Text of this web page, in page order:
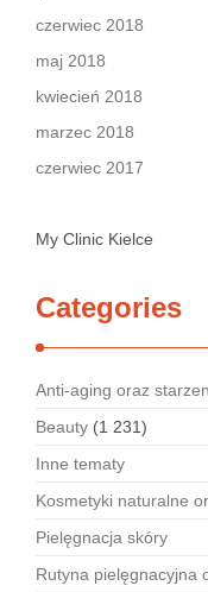
czerwiec 2018
maj 2018
kwiecień 2018
marzec 2018
czerwiec 2017
My Clinic Kielce
Categories
Anti-aging oraz
Beauty (1 231)
Inne tematy
Kosmetyki naturalne
Pielęgnacja skóry
Rutyna pielęgnacyjna